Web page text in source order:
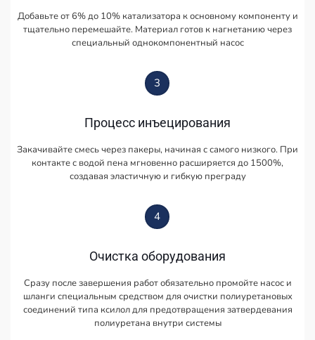
Добавьте от 6% до 10% катализатора к основному компоненту и
тщательно перемешайте. Материал готов к нагнетанию через
специальный однокомпонентный насос
3
Процесс инъецирования
Закачивайте смесь через пакеры, начиная с самого низкого. При
контакте с водой пена мгновенно расширяется до 1500%,
создавая эластичную и гибкую преграду
4
Очистка оборудования
Сразу после завершения работ обязательно промойте насос и
шланги специальным средством для очистки полиуретановых
соединений типа ксилол для предотвращения затвердевания
полиуретана внутри системы